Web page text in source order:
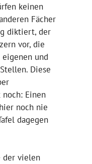
keinen
Fächer
diktiert, der
vor, die
und
Diese
Einen
noch nie
dagegen
der vielen